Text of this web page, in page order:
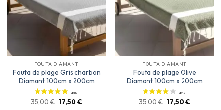
FOUTA DIAMANT
Fouta de plage Gris charbon
Diamant 100cm x 200cm
35,00€ 17,50€
FOUTA DIAMANT
Fouta de plage Olive
Diamant 100cm x 200cm
35,00€ 17,50€